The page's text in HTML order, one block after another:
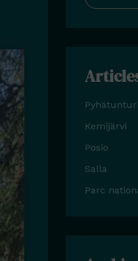
Pyhätunturi
Kemijärvi
Posio
Salla
Parc